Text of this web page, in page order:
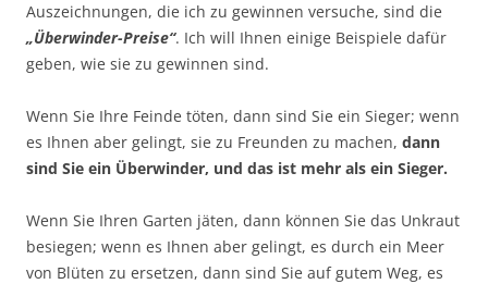
Auszeichnungen, die ich zu gewinnen versuche, sind die
„Überwinder-Preise“. Ich will Ihnen einige Beispiele dafür
geben, wie sie zu gewinnen sind.
Wenn Sie Ihre Feinde töten, dann sind Sie ein Sieger; wenn
es Ihnen aber gelingt, sie zu Freunden zu machen, dann
sind Sie ein Überwinder, und das ist mehr als ein Sieger.
Wenn Sie Ihren Garten jäten, dann können Sie das Unkraut
besiegen; wenn es Ihnen aber gelingt, es durch ein Meer
von Blüten zu ersetzen, dann sind Sie auf gutem Weg, es